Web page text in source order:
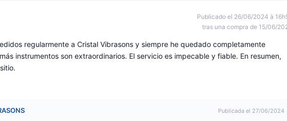
Publicado el 26/06/2024 à
tras una compra de 15/06/
regularmente a Cristal Vibrasons y siempre he quedado completamente
instrumentos son extraordinarios. El servicio es impecable y fiable. En resumen,
Publicada el 27/06/2024